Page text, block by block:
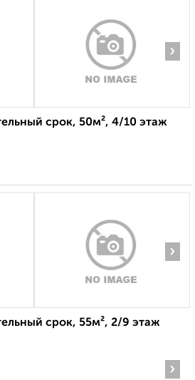
›
срок, 50м², 4/10 этаж
›
срок, 55м², 2/9 этаж
›